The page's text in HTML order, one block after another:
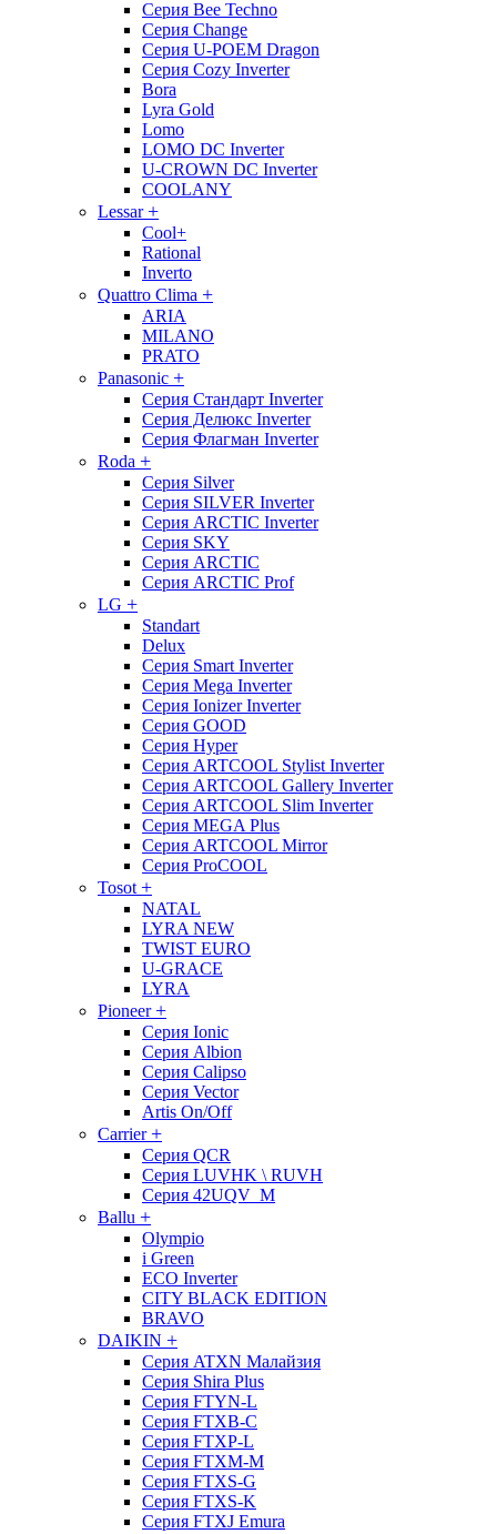
Серия Bee Techno
Серия Change
Серия U-POEM Dragon
Серия Cozy Inverter
Bora
Lyra Gold
Lomo
LOMO DC Inverter
U-CROWN DC Inverter
COOLANY
Lessar+
Cool+
Rational
Inverto
Quattro Clima +
ARIA
MILANO
PRATO
Panasonic +
Серия Стандарт Inverter
Серия Делюкс Inverter
Серия Флагман Inverter
Roda +
Серия Silver
Серия SILVER Inverter
Серия ARCTIC Inverter
Серия SKY
Серия ARCTIC
Серия ARCTIC Prof
LG +
Standart
Delux
Серия Smart Inverter
Серия Mega Inverter
Серия Ionizer Inverter
Серия GOOD
Серия Hyper
Серия ARTCOOL Stylist Inverter
Серия ARTCOOL Gallery Inverter
Серия ARTCOOL Slim Inverter
Серия MEGA Plus
Серия ARTCOOL Mirror
Серия ProCOOL
Tosot +
NATAL
LYRA NEW
TWIST EURO
U-GRACE
LYRA
Pioneer+
Серия Ionic
Серия Albion
Серия Calipso
Серия Vector
Artis On/Off
Carrier+
Серия QCR
Серия LUVHK \ RUVH
Серия 42UQV_M
Ballu +
Olympio
i Green
ECO Inverter
CITY BLACK EDITION
BRAVO
DAIKIN +
Серия ATXN Малайзия
Серия Shira Plus
Серия FTYN-L
Серия FTXB-C
Серия FTXP-L
Серия FTXM-M
Серия FTXS-G
Серия FTXS-K
Серия FTXJ Emura